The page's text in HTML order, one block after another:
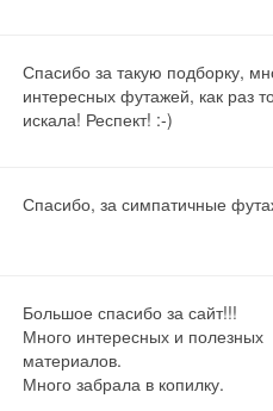
Спасибо за такую подборку,
интересных футажей, как раз
искала! Респект! :-)
Спасибо, за симпатичные
Большое спасибо за сайт!!!
Много интересных и полезных
материалов.
Много забрала в копилку.